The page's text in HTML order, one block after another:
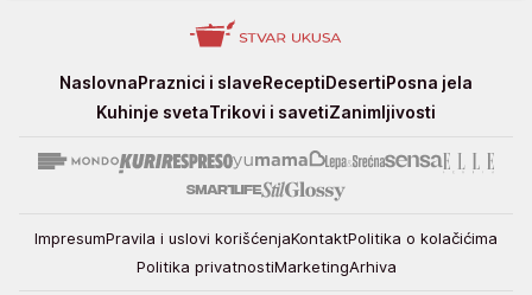
StvarNaslovnaPraznici i slaveReceptiDesertiPosna jela
Kuhinje svetaTrikovi i savetiZanimljivosti
ImpresumPravila i uslovi korišćenjaKontaktPolitika o kolačićima
Politika privatnostiMarketingArhiva